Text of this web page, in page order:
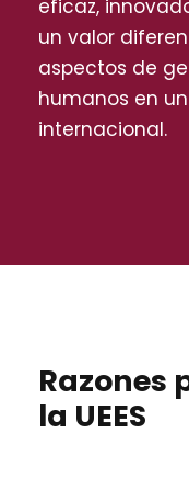
eficaz,
un valor
aspectos de
humanos en
internacional.
Razones
la UEES